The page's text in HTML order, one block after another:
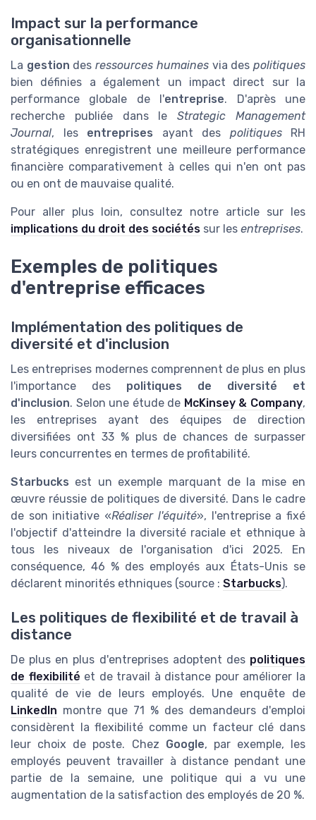
Impact sur la performance
organisationnelle
La gestion desressources humainesvia despolitiques
bien définies a également un impact direct sur la
performance globale de l'entreprise. D'après une
recherche publiée dans leStrategic Management
Journal, les entreprises ayant des politiquesRH
stratégiques enregistrent une meilleure performance
financière comparativement à celles qui n'en ont pas
ou en ont de mauvaise qualité.
Pour aller plus loin, consultez notre article sur les
implications du droit des sociétés sur les entreprises.
Exemples de politiques
d'entreprise efficaces
Implémentation des politiques de
diversité et d'inclusion
Les entreprises modernes comprennent de plus en plus
l'importance des politiques de diversité et
d'inclusion. Selon une étude de McKinsey & Company,
les entreprises ayant des équipes de direction
diversifiées ont 33 % plus de chances de surpasser
leurs concurrentes en termes de profitabilité.
Starbucks est un exemple marquant de la mise en
œuvre réussie de politiques de diversité. Dans le cadre
de son initiative «Réaliser l'équité», l'entreprise a fixé
l'objectif d'atteindre la diversité raciale et ethnique à
tous les niveaux de l'organisation d'ici 2025. En
conséquence, 46 % des employés aux États-Unis se
déclarent minorités ethniques (source : Starbucks).
Les politiques de flexibilité et de travail à
distance
De plus en plus d'entreprises adoptent des politiques
de flexibilité et de travail à distance pour améliorer la
qualité de vie de leurs employés. Une enquête de
LinkedIn montre que 71 % des demandeurs d'emploi
considèrent la flexibilité comme un facteur clé dans
leur choix de poste. Chez Google, par exemple, les
employés peuvent travailler à distance pendant une
partie de la semaine, une politique qui a vu une
augmentation de la satisfaction des employés de 20 %.